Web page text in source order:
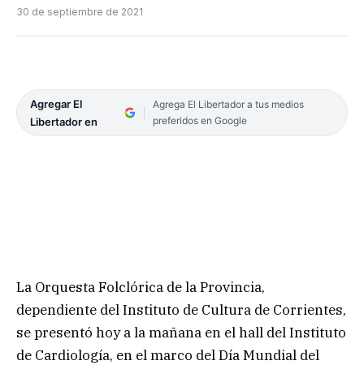
30 de septiembre de 2021
Agregar El
Libertador en
Agrega El Libertador a tus medios
preferidos en Google
La Orquesta Folclórica de la Provincia,
dependiente del Instituto de Cultura de Corrientes,
se presentó hoy a la mañana en el hall del Instituto
de Cardiología, en el marco del Día Mundial del